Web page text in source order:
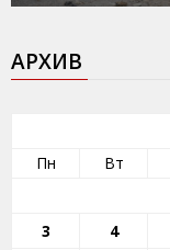
АРХИВ
Пн
Вт
3
4